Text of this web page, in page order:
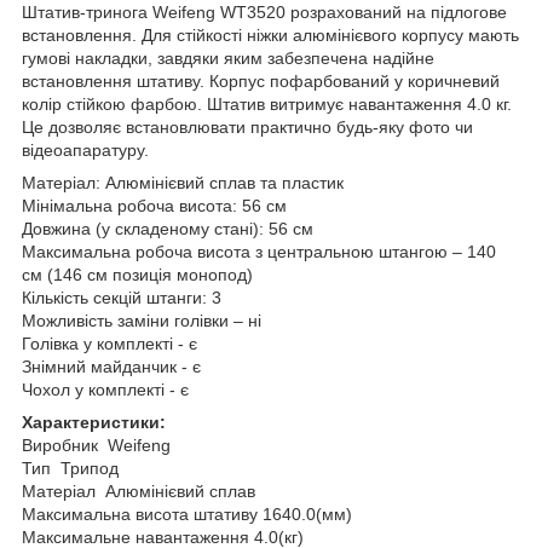
Штатив-тринога Weifeng WT3520 розрахований на підлогове
встановлення. Для стійкості ніжки алюмінієвого корпусу мають
гумові накладки, завдяки яким забезпечена надійне
встановлення штативу. Корпус пофарбований у коричневий
колір стійкою фарбою. Штатив витримує навантаження 4.0 кг.
Це дозволяє встановлювати практично будь-яку фото чи
відеоапаратуру.
Матеріал: Алюмінієвий сплав та пластик
Мінімальна робоча висота: 56 см
Довжина (у складеному стані): 56 см
Максимальна робоча висота з центральною штангою – 140
см (146 см позиція монопод)
Кількість секцій штанги: 3
Можливість заміни голівки – ні
Голівка у комплекті - є
Знімний майданчик - є
Чохол у комплекті - є
Характеристики:
Виробник Weifeng
Тип Трипод
Матеріал Алюмінієвий сплав
Максимальна висота штативу 1640.0(мм)
Максимальне навантаження 4.0(кг)